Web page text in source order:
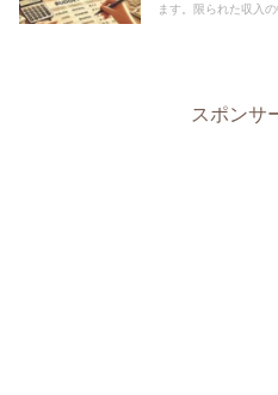
ます。限られた収入
スポンサ